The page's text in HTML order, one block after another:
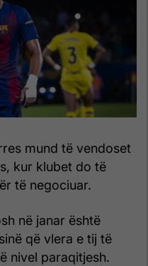
mund të vendoset
kur klubet do të
të negociuar.
në janar është
që vlera e tij të
nivel paraqitjesh.